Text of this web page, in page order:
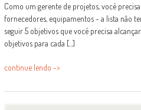
Como um gerente de projetos, você
fornecedores, equipamentos - a lista não
seguir 5 objetivos que você precisa
objetivos para cada [...]
continue lendo ->